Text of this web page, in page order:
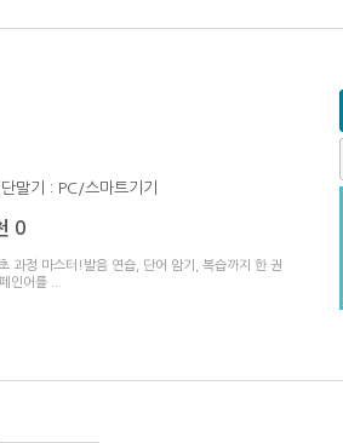
말기 : PC/스마트기기
0
과정 마스터!발음 연습, 단어 암기, 복습까지 한 권
인어를